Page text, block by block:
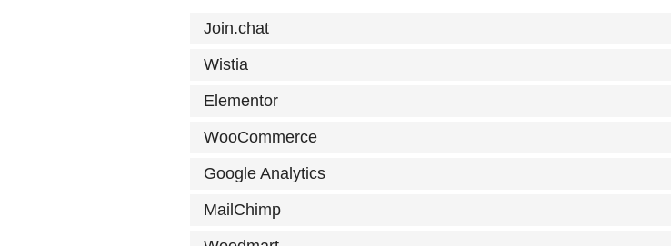
Join.chat
Wistia
Elementor
WooCommerce
Google Analytics
MailChimp